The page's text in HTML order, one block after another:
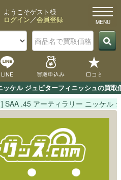
ケル ジュピターフィニッシュの買
ようこそゲスト様
ログイン／会員登録
LINE 買取申込み 口コミ
SAA .45 アーティラリー ニッケル